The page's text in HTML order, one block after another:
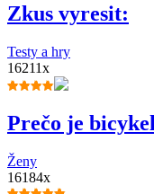
Zkus vyresit:
Testy a hry
16211x
Prečo je
Ženy
16184x